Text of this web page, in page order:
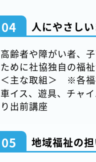
04 人にやさし
高齢者や障がい者、
ために社協独自の福
＜主な取組＞ ※各福
車イス、遊具、チャ
り出前講座
05 地域福祉の